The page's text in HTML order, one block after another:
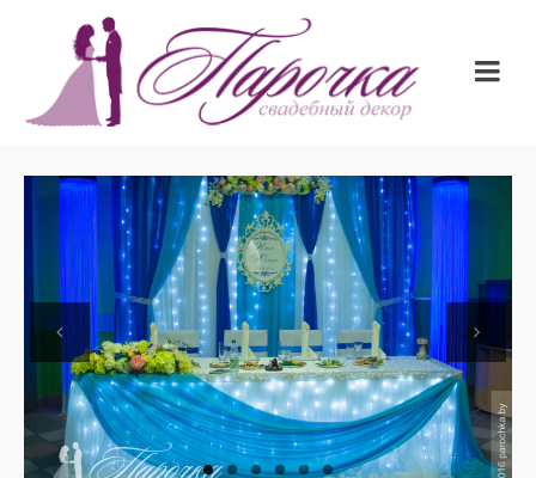
Previous Next